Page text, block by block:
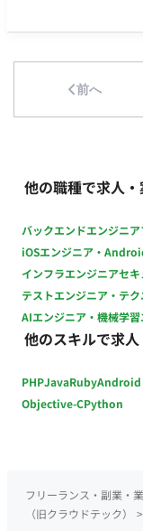
当工程 【Webデザ
ニューアルデザイン
イアウト・コピーニ
前へ
他の職種で求人
バックエンドエンジニア
iOSエンジニア・
インフラエンジニアセキ
テストエンジニア・テ
AIエンジニア・機械学
他のスキルで求
PHPJavaRubyAndroid
Objective-CPython
フリーランス・副業・
（旧クラウドテック）
>